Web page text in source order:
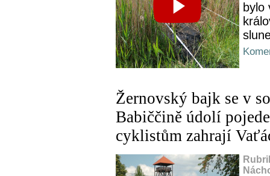
bylo
Žernovský bajk se v
Babiččině údolí
cyklistům zahrají